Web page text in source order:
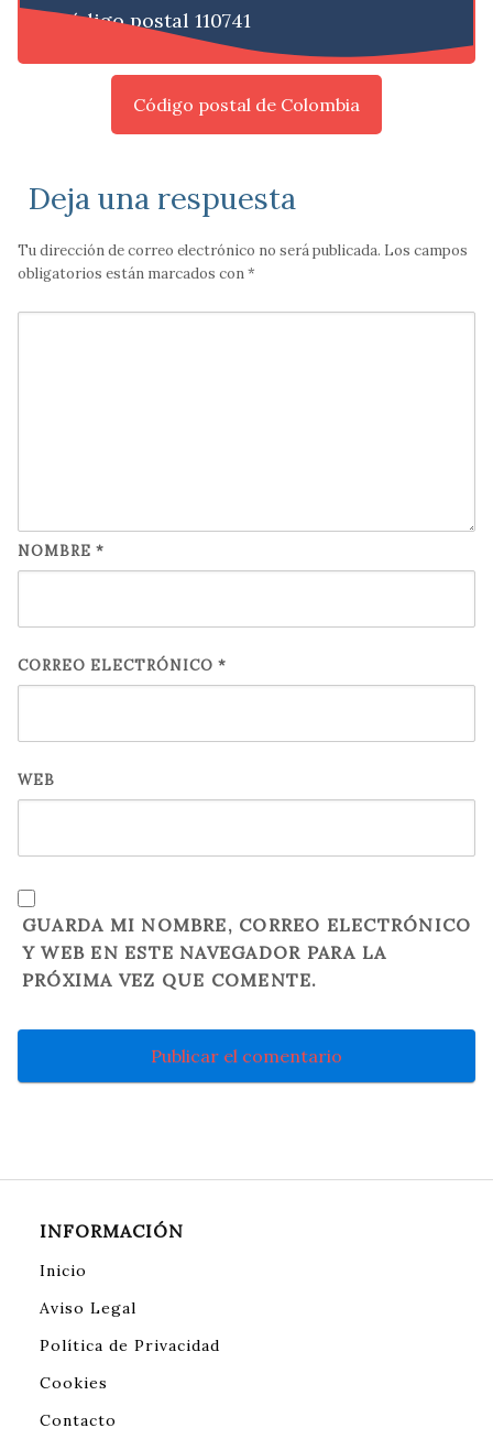
Código postal 110741
Código postal de Colombia
Deja una respuesta
Tu dirección de correo electrónico no será publicada. Los campos
obligatorios están marcados con*
NOMBRE *
CORREO ELECTRÓNICO *
WEB
GUARDA MI NOMBRE, CORREO ELECTRÓNICO
Y WEB EN ESTE NAVEGADOR PARA LA
PRÓXIMA VEZ QUE COMENTE.
INFORMACIÓN
Inicio
Aviso Legal
Política de Privacidad
Cookies
Contacto